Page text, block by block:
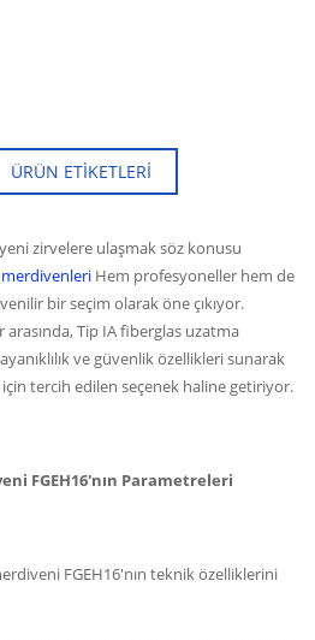
ÜRÜN ETIKETLERI
zirvelere ulaşmak söz konusu
Hem profesyoneller hem de
bir seçim olarak öne çıkıyor.
Tip IA fiberglas uzatma
ve güvenlik özellikleri sunarak
tercih edilen seçenek haline getiriyor.
FGEH16'nın Parametreleri
FGEH16'nın teknik özelliklerini